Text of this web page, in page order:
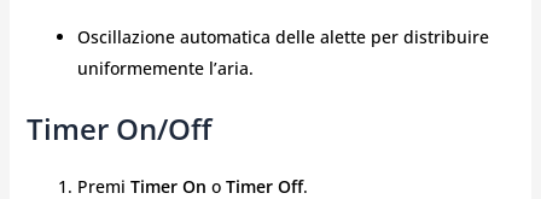
Oscillazione automatica delle alette per distribuire
uniformemente l’aria.
Timer On/Off
Premi Timer On o Timer Off.